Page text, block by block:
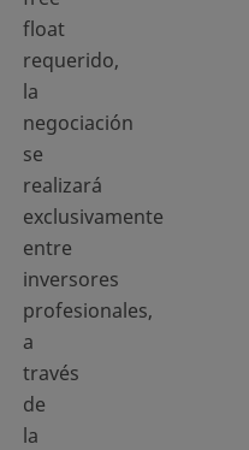
float
requerido,
la
negociación
se
realizará
exclusivamente
entre
inversores
profesionales,
a
través
de
la